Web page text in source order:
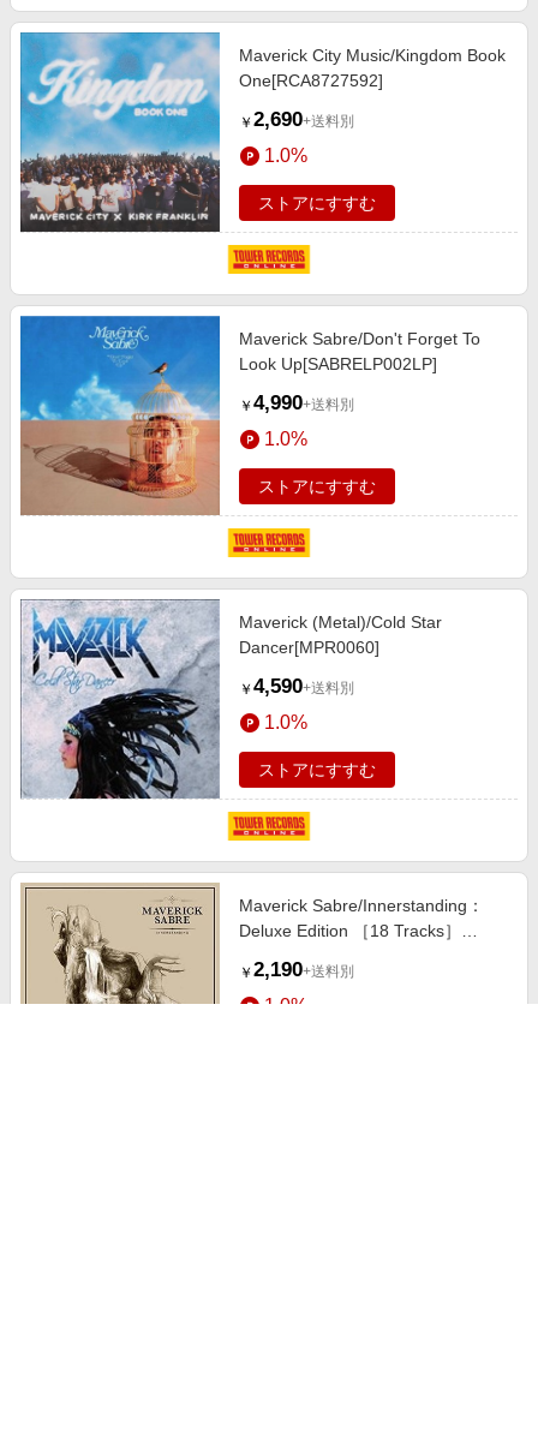
Maverick City Music/Kingdom Book
One[RCA8727592]
￥ 2,690+送料別
1.0%
ストアにすすむ
Maverick Sabre/Don't Forget To
Look Up[SABRELP002LP]
￥ 4,990+送料別
1.0%
ストアにすすむ
Maverick (Metal)/Cold Star
Dancer[MPR0060]
￥ 4,590+送料別
1.0%
ストアにすすむ
Maverick Sabre/Innerstanding：
Deluxe Edition ［18 Tracks］
￥ 2,190+送料別
1.0%